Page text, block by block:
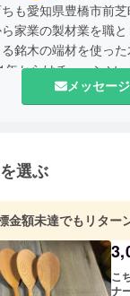
も愛知県豊橋市前
家業の製材業を職
銘木の端材を使っ
からはチェーンソ
本の大会で優勝、
が出来ました。
ー、等の木工品を国
メッセー
選ぶ
金額未達でもリター
こ
ナ